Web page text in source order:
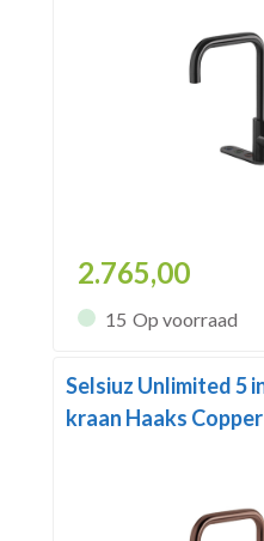
2.765,00
15 Op voorraad
Selsiuz Unlimited 5
kraan Haaks